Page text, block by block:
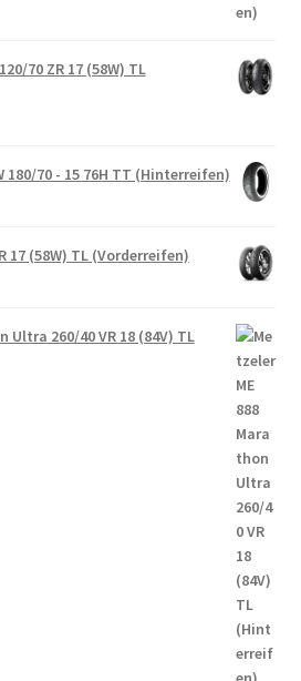
70 ZR 17 (58W) TL
180/70 - 15 76H TT (Hinterreifen)
17 (58W) TL (Vorderreifen)
Ultra 260/40 VR 18 (84V) TL